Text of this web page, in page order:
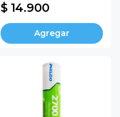
$ 14.900
Agregar